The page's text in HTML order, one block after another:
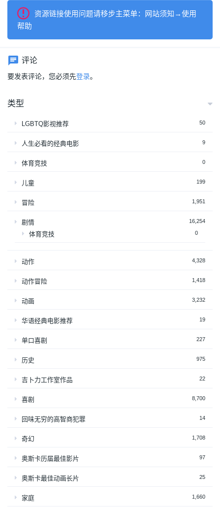
资源链接使用问题请移步主菜单：网站须知→使用
帮助
评论
要发表评论，您必须先登录。
类型
LGBTQ影视推荐 50
人生必看的经典电影 9
体育竞技 0
儿童 199
冒险 1,951
剧情 16,254
体育竞技 0
动作 4,328
动作冒险 1,418
动画 3,232
华语经典电影推荐 19
单口喜剧 227
历史 975
吉卜力工作室作品 22
喜剧 8,700
回味无穷的高智商犯罪 14
奇幻 1,708
奥斯卡历届最佳影片 97
奥斯卡最佳动画长片 25
家庭 1,660